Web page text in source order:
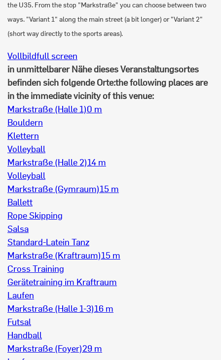
the U35. From the stop "Markstraße" you can choose between two
ways. "Variant 1" along the main street (a bit longer) or "Variant 2"
(short way directly to the sports areas).
Vollbildfull screen
in unmittelbarer Nähe dieses Veranstaltungsortes
befinden sich folgende Orte:the following places are
in the immediate vicinity of this venue:
Markstraße (Halle 1)0 m
Bouldern
Klettern
Volleyball
Markstraße (Halle 2)14 m
Volleyball
Markstraße (Gymraum)15 m
Ballett
Rope Skipping
Salsa
Standard-Latein Tanz
Markstraße (Kraftraum)15 m
Cross Training
Gerätetraining im Kraftraum
Laufen
Markstraße (Halle 1-3)16 m
Futsal
Handball
Markstraße (Foyer)29 m